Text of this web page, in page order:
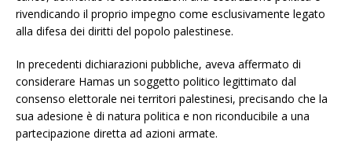
rivendicando il proprio impegno come esclusivamente legato
alla difesa dei diritti del popolo palestinese.
In precedenti dichiarazioni pubbliche, aveva affermato di
considerare Hamas un soggetto politico legittimato dal
consenso elettorale nei territori palestinesi, precisando che la
sua adesione è di natura politica e non riconducibile a una
partecipazione diretta ad azioni armate.